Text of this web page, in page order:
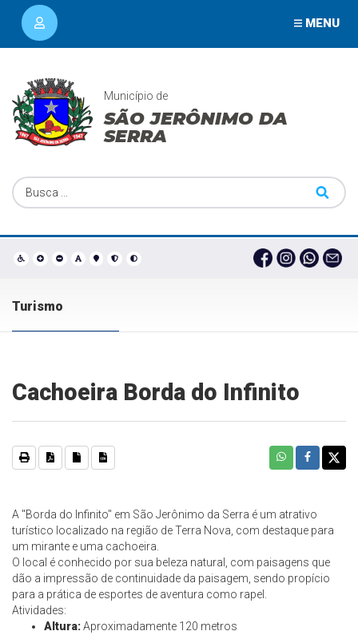
MENU
Município de
SÃO JERÔNIMO DA
SERRA
Turismo
Cachoeira Borda do Infinito
A "Borda do Infinito" em São Jerônimo da Serra é um atrativo
turístico localizado na região de Terra Nova, com destaque para
um mirante e uma cachoeira.
O local é conhecido por sua beleza natural, com paisagens que
dão a impressão de continuidade da paisagem, sendo propício
para a prática de esportes de aventura como rapel.
Atividades:
Altura:Aproximadamente 120 metros